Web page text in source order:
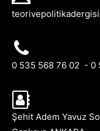
0 535 568 76 02 - 0
Şehit Adem Yavuz